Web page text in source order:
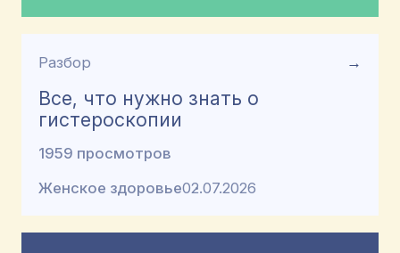
Разбор →
Все, что нужно знать о
гистероскопии
1959 просмотров
Женское здоровье02.07.2026